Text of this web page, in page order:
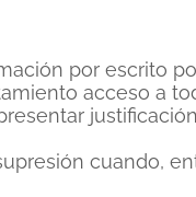
por escrito
acceso a
cuando,